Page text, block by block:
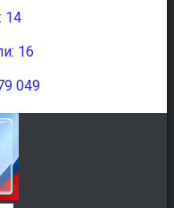
14
16
049